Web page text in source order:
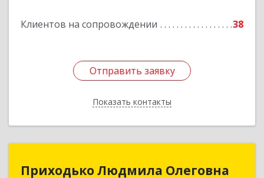
Клиентов на сопровождении 38
Отправить заявку
Показать контакты
Отправить заявку
Назад
Приходько Людмила Олеговна